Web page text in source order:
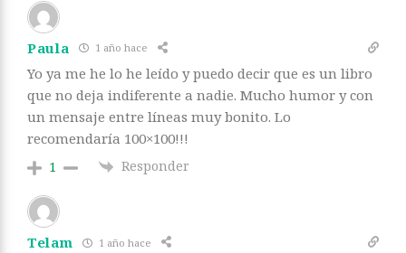
Paula 1 año hace
Yo ya me he lo he leído y puedo decir que es un libro
que no deja indiferente a nadie. Mucho humor y con
un mensaje entre líneas muy bonito. Lo
recomendaría 100×100!!!
1 Responder
Telam 1 año hace